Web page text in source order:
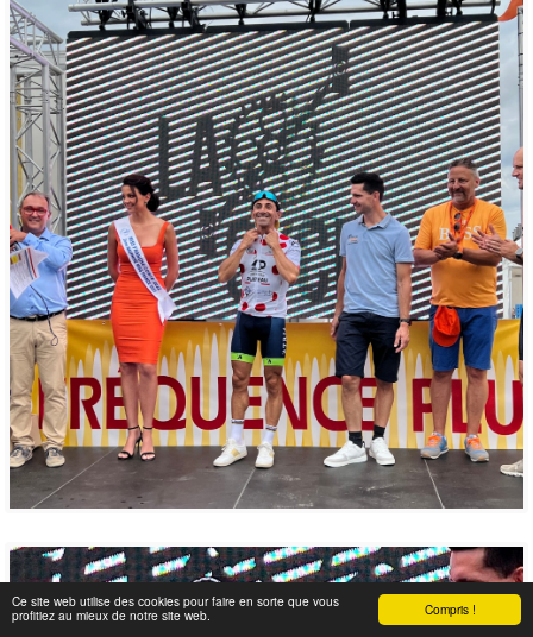
Compris !
Ce site web utilise des cookies pour faire en sorte que vous
profitiez au mieux de notre site web.